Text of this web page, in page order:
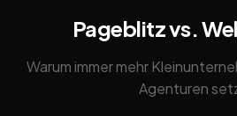
Pageblitz vs.
Warum immer mehr
Agenturen